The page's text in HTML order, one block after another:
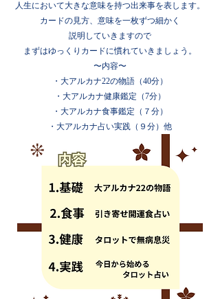
人生において大きな意味を持つ出来事を表します。
カードの見方、意味を一枚ずつ細かく
説明していきますので
まずはゆっくりカードに慣れていきましょう。
〜内容〜
​・大アルカナ22の物語（40分）
・大アルカナ健康鑑定（7分）
・大アルカナ食事鑑定（７分）
​・大アルカナ占い実践（９分） 他